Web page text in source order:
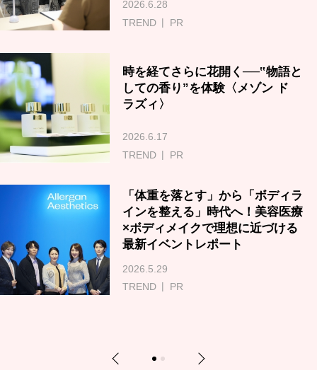
2026.6.28
TREND
PR
時を経てさらに花開く──‟物語と
しての香り”を体験〈メゾン ド
ラズィ〉
2026.6.17
TREND
PR
「体重を落とす」から「ボディラ
インを整える」時代へ！美容医療
×ボディメイクで理想に近づける
最新イベントレポート
2026.5.29
TREND
PR
Previous 1 2 Next